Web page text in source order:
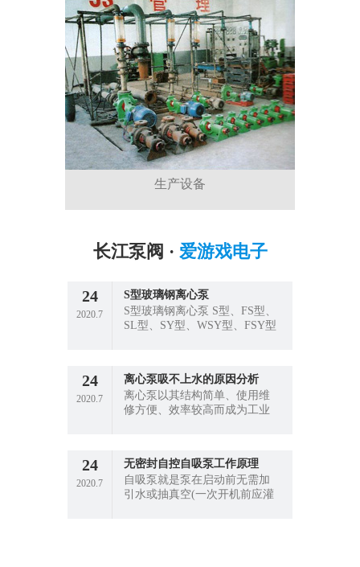
生产设备
长江泵阀 · 爱游戏电子
24
2020.7
S型玻璃钢离心泵
S型玻璃钢离心泵 S型、FS型、
SL型、SY型、WSY型、FSY型
高温模压而成，具有
24
2020.7
离心泵吸不上水的原因分析
离心泵以其结构简单、使用维
修方便、效率较高而成为工业
不上水这一故障的原因加以分
析。
24
2020.7
无密封自控自吸泵工作原理
自吸泵就是泵在启动前无需加
引水或抽真空(一次开机前应灌